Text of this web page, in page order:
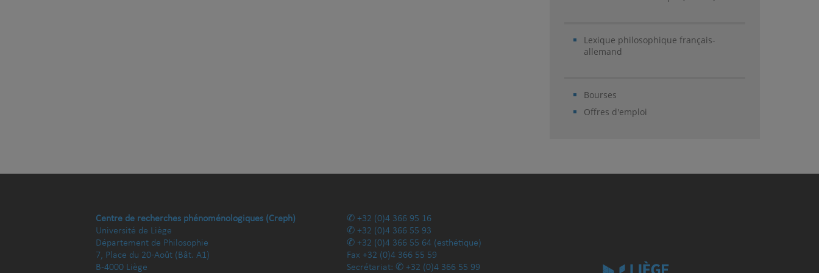
Lexique philosophique français-
allemand
Bourses
Offres d'emploi
Centre de recherches phénoménologiques (Creph)
Université de Liège
Département de Philosophie
7, Place du 20-Août (Bât. A1)
B-4000 Liège
+32 (0)4 366 95 16
+32 (0)4 366 55 93
+32 (0)4 366 55 64 (esthétique)
Fax +32 (0)4 366 55 59
Secrétariat:
+32 (0)4 366 55 99